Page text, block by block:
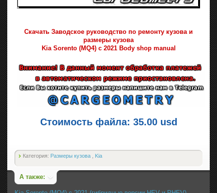
Скачать Заводское руководство по ремонту кузова и
размеры кузова
Kia Sorento (MQ4) с 2021 Body shop manual
Стоимость файла: 35.00 usd
Категория: Размеры кузова Kia
А также: